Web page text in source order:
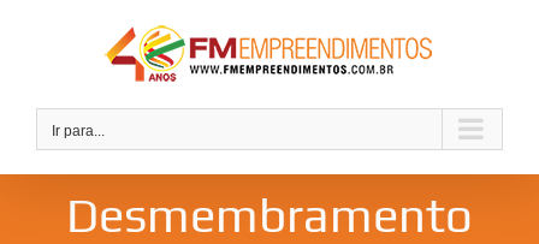
Ir para...
Desmembramento